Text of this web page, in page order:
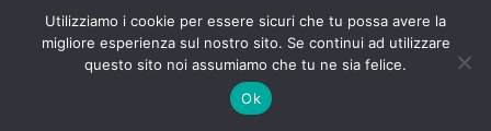
www.defibrillatoreonline.it
Utilizziamo i cookie per essere sicuri che tu possa avere la
migliore esperienza sul nostro sito. Se continui ad utilizzare
questo sito noi assumiamo che tu ne sia felice.
Ok